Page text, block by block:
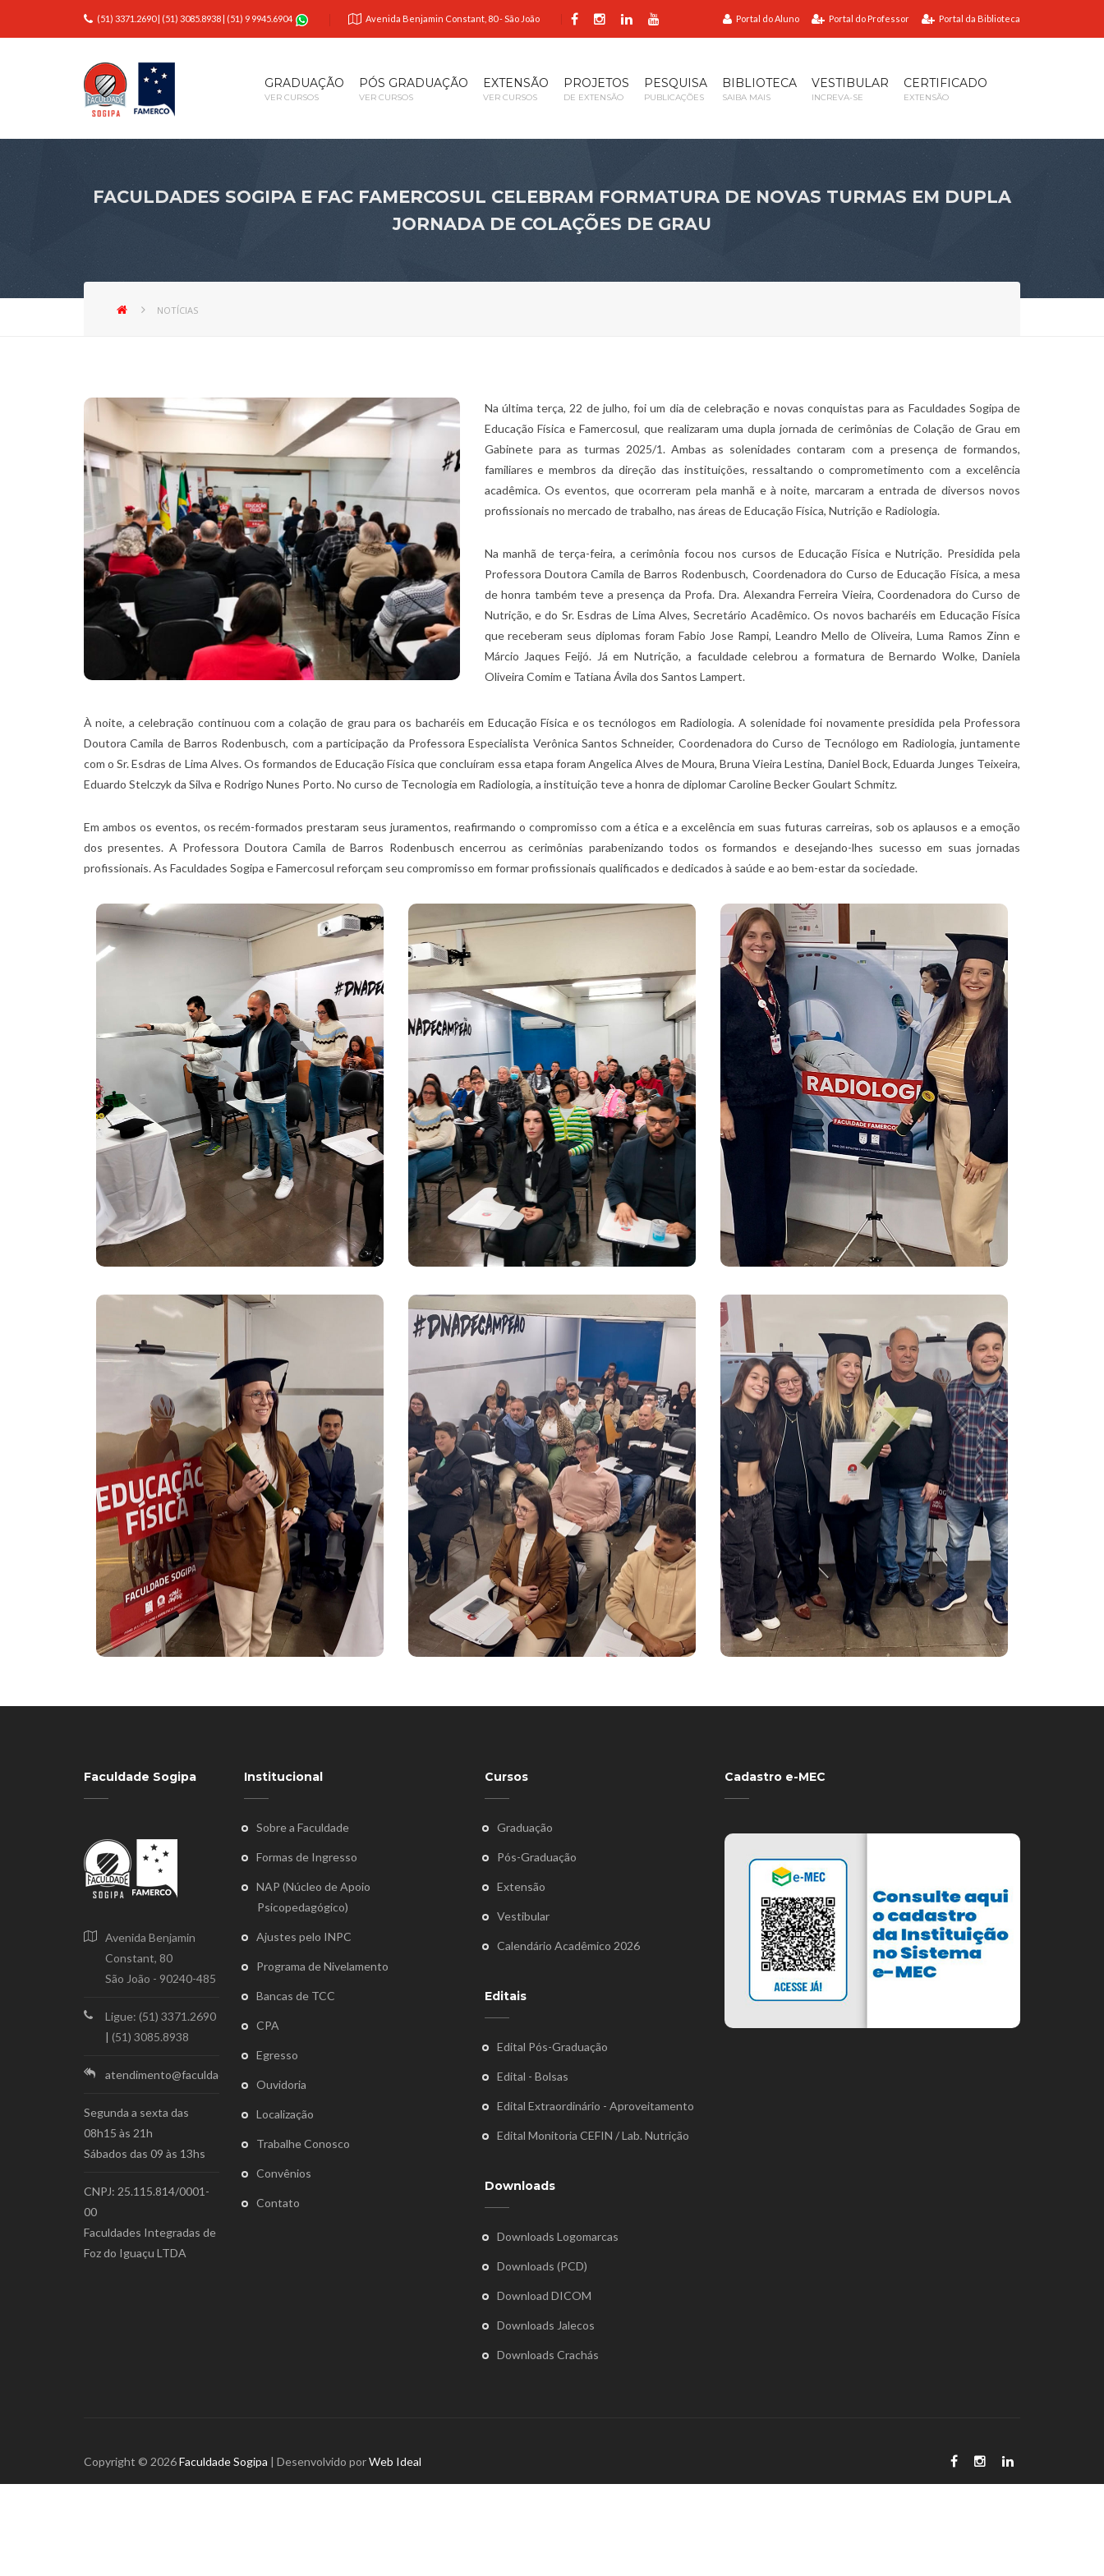
(51) 3371.2690| (51) 3085.8938 | (51) 9 9945.6904 Avenida Benjamin Constant, 80 - São João Portal do Aluno Portal do Professor Portal da Biblioteca
GRADUAÇÃO
VER CURSOS
PÓS GRADUAÇÃO
VER CURSOS
EXTENSÃO
VER CURSOS
PROJETOS
DE EXTENSÃO
PESQUISA
PUBLICAÇÕES
BIBLIOTECA
SAIBA MAIS
VESTIBULAR
INCREVA-SE
CERTIFICADO
EXTENSÃO
FACULDADES SOGIPA E FAC FAMERCOSUL CELEBRAM FORMATURA DE NOVAS TURMAS EM DUPLA
JORNADA DE COLAÇÕES DE GRAU
NOTÍCIAS
Na última terça, 22 de julho, foi um dia de celebração e novas conquistas para as Faculdades Sogipa de
Educação Física e Famercosul, que realizaram uma dupla jornada de cerimônias de Colação de Grau em
Gabinete para as turmas 2025/1. Ambas as solenidades contaram com a presença de formandos,
familiares e membros da direção das instituições, ressaltando o comprometimento com a excelência
acadêmica. Os eventos, que ocorreram pela manhã e à noite, marcaram a entrada de diversos novos
profissionais no mercado de trabalho, nas áreas de Educação Física, Nutrição e Radiologia.
Na manhã de terça-feira, a cerimônia focou nos cursos de Educação Física e Nutrição. Presidida pela
Professora Doutora Camila de Barros Rodenbusch, Coordenadora do Curso de Educação Física, a mesa
de honra também teve a presença da Profa. Dra. Alexandra Ferreira Vieira, Coordenadora do Curso de
Nutrição, e do Sr. Esdras de Lima Alves, Secretário Acadêmico. Os novos bacharéis em Educação Física
que receberam seus diplomas foram Fabio Jose Rampi, Leandro Mello de Oliveira, Luma Ramos Zinn e
Márcio Jaques Feijó. Já em Nutrição, a faculdade celebrou a formatura de Bernardo Wolke, Daniela
Oliveira Comim e Tatiana Ávila dos Santos Lampert.
À noite, a celebração continuou com a colação de grau para os bacharéis em Educação Física e os tecnólogos em Radiologia. A solenidade foi novamente presidida pela Professora
Doutora Camila de Barros Rodenbusch, com a participação da Professora Especialista Verônica Santos Schneider, Coordenadora do Curso de Tecnólogo em Radiologia, juntamente
com o Sr. Esdras de Lima Alves. Os formandos de Educação Física que concluíram essa etapa foram Angelica Alves de Moura, Bruna Vieira Lestina, Daniel Bock, Eduarda Junges Teixeira,
Eduardo Stelczyk da Silva e Rodrigo Nunes Porto. No curso de Tecnologia em Radiologia, a instituição teve a honra de diplomar Caroline Becker Goulart Schmitz.
Em ambos os eventos, os recém-formados prestaram seus juramentos, reafirmando o compromisso com a ética e a excelência em suas futuras carreiras, sob os aplausos e a emoção
dos presentes. A Professora Doutora Camila de Barros Rodenbusch encerrou as cerimônias parabenizando todos os formandos e desejando-lhes sucesso em suas jornadas
profissionais. As Faculdades Sogipa e Famercosul reforçam seu compromisso em formar profissionais qualificados e dedicados à saúde e ao bem-estar da sociedade.
Faculdade Sogipa
Avenida Benjamin
Constant, 80
São João - 90240-485
Ligue: (51) 3371.2690
| (51) 3085.8938
atendimento@faculdadesogipa.edu.br
Segunda a sexta das
08h15 às 21h
Sábados das 09 às 13hs
CNPJ: 25.115.814/0001-
00
Faculdades Integradas de
Foz do Iguaçu LTDA
Institucional
Sobre a Faculdade
Formas de Ingresso
NAP (Núcleo de Apoio
Psicopedagógico)
Ajustes pelo INPC
Programa de Nivelamento
Bancas de TCC
CPA
Egresso
Ouvidoria
Localização
Trabalhe Conosco
Convênios
Contato
Cursos
Graduação
Pós-Graduação
Extensão
Vestibular
Calendário Acadêmico 2026
Editais
Edital Pós-Graduação
Edital - Bolsas
Edital Extraordinário - Aproveitamento
Edital Monitoria CEFIN / Lab. Nutrição
Downloads
Downloads Logomarcas
Downloads (PCD)
Download DICOM
Downloads Jalecos
Downloads Crachás
Cadastro e-MEC
Copyright © 2026Faculdade Sogipa | Desenvolvido porWeb Ideal